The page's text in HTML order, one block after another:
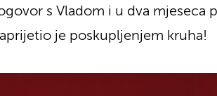
s Vladom i u dva mjeseca
je poskupljenjem kruha!